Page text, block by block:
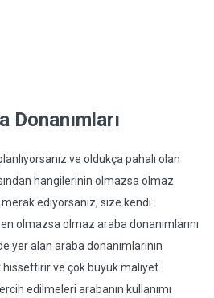
Donanımları
ve oldukça pahalı olan
hangilerinin olmazsa olmaz
ediyorsanız, size kendi
olmazsa olmaz araba donanımlarını
yer alan araba donanımlarının
hissettirir ve çok büyük maliyet
edilmeleri arabanın kullanımı